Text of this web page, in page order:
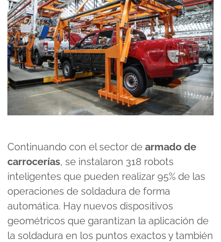
Continuando con el sector de armado de
carrocerías, se instalaron 318 robots
inteligentes que pueden realizar 95% de las
operaciones de soldadura de forma
automática. Hay nuevos dispositivos
geométricos que garantizan la aplicación de
la soldadura en los puntos exactos y también